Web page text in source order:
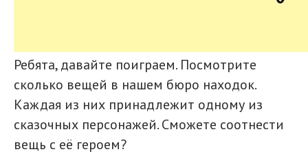
Ребята, давайте поиграем. Посмотрите
сколько вещей в нашем бюро находок.
Каждая из них принадлежит одному из
сказочных персонажей. Сможете соотнести
вещь с её героем?